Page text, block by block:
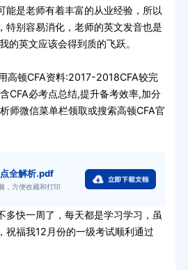
能是老师有着丰富的从业经验，所以
特别容易消化，老师的英文发音也是
的英文应该会得到质的飞跃。
顿CFA资料:2017-2018CFA较完
CFA必考点总结,提升备考效率,加分
师微信菜单栏领取或搜索高顿CFA官
全解析.pdf
，方便收藏和打印
快一周了，每天都是学习学习，虽
祝福我12月份的一级考试顺利通过